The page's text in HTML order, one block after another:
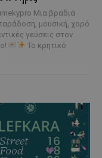
Μια βραδιά
μουσική, χορό
γεύσεις στον
Το κρητικό